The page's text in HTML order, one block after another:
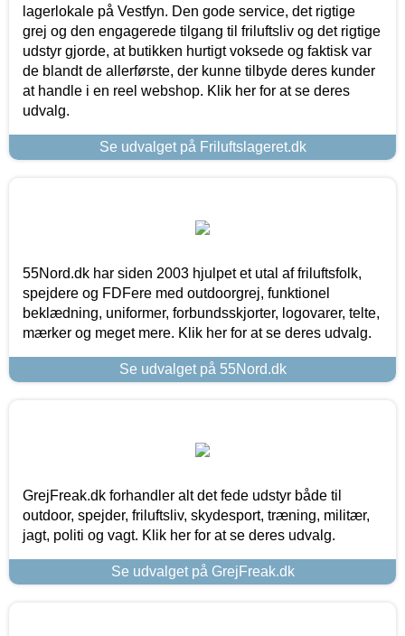
lagerlokale på Vestfyn. Den gode service, det rigtige
grej og den engagerede tilgang til friluftsliv og det rigtige
udstyr gjorde, at butikken hurtigt voksede og faktisk var
de blandt de allerførste, der kunne tilbyde deres kunder
at handle i en reel webshop. Klik her for at se deres
udvalg.
Se udvalget på Friluftslageret.dk
55Nord.dk har siden 2003 hjulpet et utal af friluftsfolk,
spejdere og FDFere med outdoorgrej, funktionel
beklædning, uniformer, forbundsskjorter, logovarer, telte,
mærker og meget mere. Klik her for at se deres udvalg.
Se udvalget på 55Nord.dk
GrejFreak.dk forhandler alt det fede udstyr både til
outdoor, spejder, friluftsliv, skydesport, træning, militær,
jagt, politi og vagt. Klik her for at se deres udvalg.
Se udvalget på GrejFreak.dk